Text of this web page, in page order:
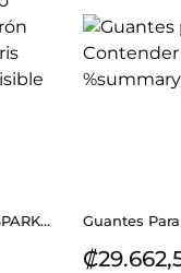
Guantes
Precio